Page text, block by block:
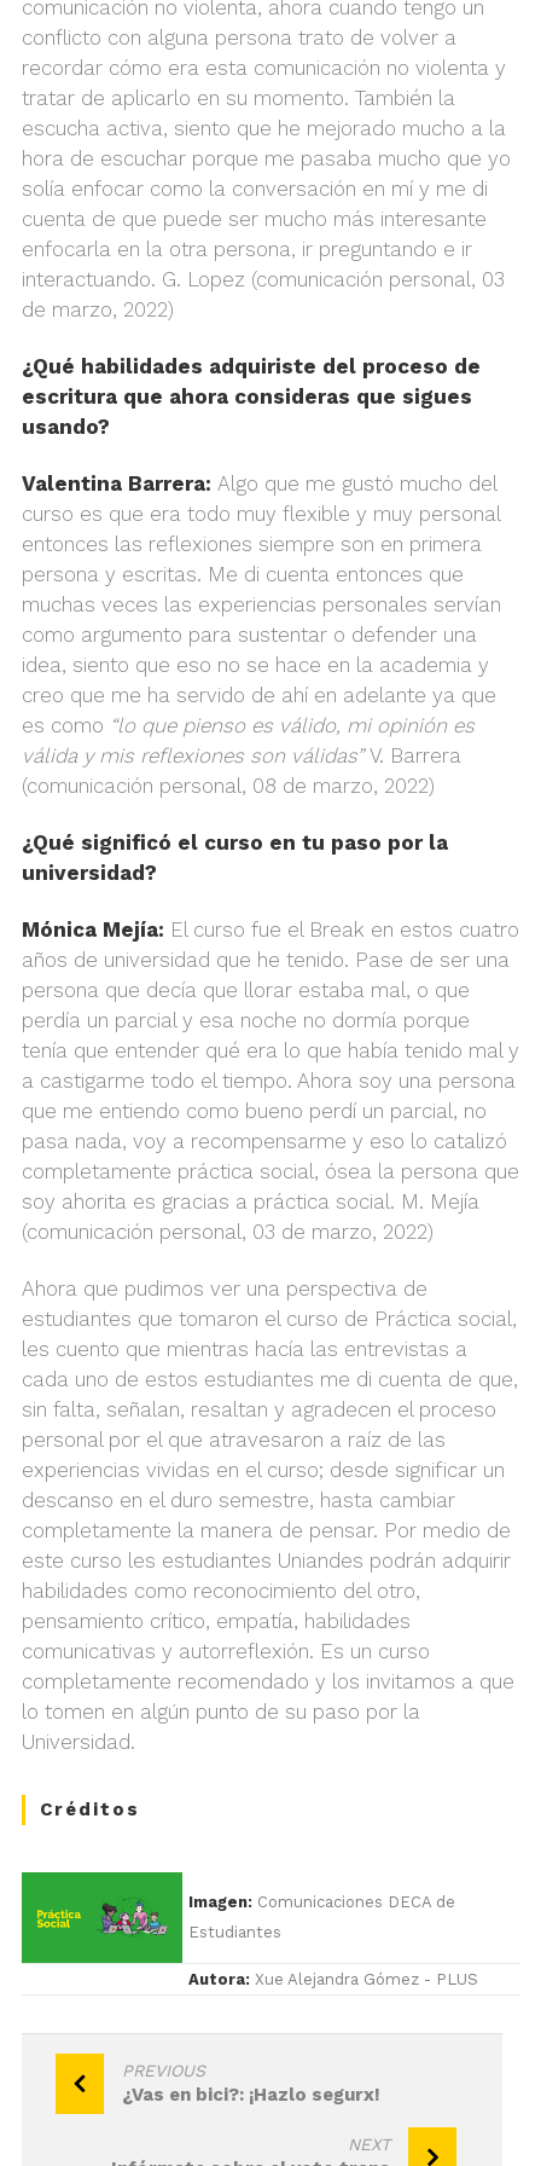
comunicación no violenta, ahora cuando tengo un
conflicto con alguna persona trato de volver a
recordar cómo era esta comunicación no violenta y
tratar de aplicarlo en su momento. También la
escucha activa, siento que he mejorado mucho a la
hora de escuchar porque me pasaba mucho que yo
solía enfocar como la conversación en mí y me di
cuenta de que puede ser mucho más interesante
enfocarla en la otra persona, ir preguntando e ir
interactuando. G. Lopez (comunicación personal, 03
de marzo, 2022)
¿Qué habilidades adquiriste del proceso de
escritura que ahora consideras que sigues
usando?
Valentina Barrera: Algo que me gustó mucho del
curso es que era todo muy flexible y muy personal
entonces las reflexiones siempre son en primera
persona y escritas. Me di cuenta entonces que
muchas veces las experiencias personales servían
como argumento para sustentar o defender una
idea, siento que eso no se hace en la academia y
creo que me ha servido de ahí en adelante ya que
es como “lo que pienso es válido, mi opinión es
válida y mis reflexiones son válidas”V. Barrera
(comunicación personal, 08 de marzo, 2022)
¿Qué significó el curso en tu paso por la
universidad?
Mónica Mejía: El curso fue el Break en estos cuatro
años de universidad que he tenido. Pase de ser una
persona que decía que llorar estaba mal, o que
perdía un parcial y esa noche no dormía porque
tenía que entender qué era lo que había tenido mal y
a castigarme todo el tiempo. Ahora soy una persona
que me entiendo como bueno perdí un parcial, no
pasa nada, voy a recompensarme y eso lo catalizó
completamente práctica social, ósea la persona que
soy ahorita es gracias a práctica social. M. Mejía
(comunicación personal, 03 de marzo, 2022)
Ahora que pudimos ver una perspectiva de
estudiantes que tomaron el curso de Práctica social,
les cuento que mientras hacía las entrevistas a
cada uno de estos estudiantes me di cuenta de que,
sin falta, señalan, resaltan y agradecen el proceso
personal por el que atravesaron a raíz de las
experiencias vividas en el curso; desde significar un
descanso en el duro semestre, hasta cambiar
completamente la manera de pensar. Por medio de
este curso les estudiantes Uniandes podrán adquirir
habilidades como reconocimiento del otro,
pensamiento crítico, empatía, habilidades
comunicativas y autorreflexión. Es un curso
completamente recomendado y los invitamos a que
lo tomen en algún punto de su paso por la
Universidad.
Créditos
Imagen:Comunicaciones DECA de
Estudiantes
Autora:Xue Alejandra Gómez - PLUS
Navegación
de
PREVIOUS
¿Vas en bici?: ¡Hazlo segurx!
NEXT